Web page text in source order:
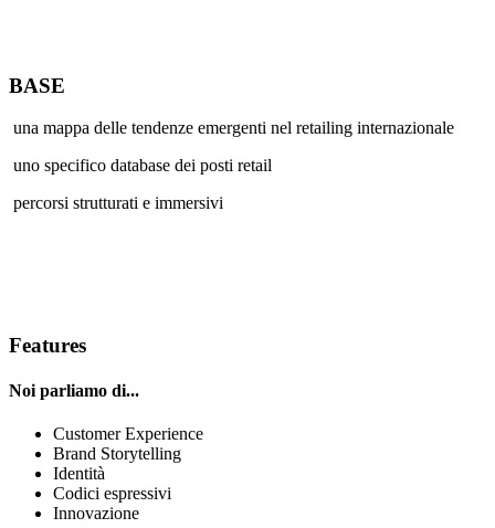
BASE
una mappa delle tendenze emergenti nel retailing internazionale
uno specifico database dei posti retail
percorsi strutturati e immersivi
Features
Noi parliamo di...
Customer Experience
Brand Storytelling
Identità
Codici espressivi
Innovazione